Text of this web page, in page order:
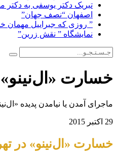
تبریک دکتر یوسفی به دکتر
اصفهان “نصف جهان”
” روزی که جبراییل
نمایشگاه ” نقش زرین”
خسارت‌
ماجرای آمدن یا نیامدن پدیده
29 اکتبر 2015
خسارت‌ «ال‌نینو» در